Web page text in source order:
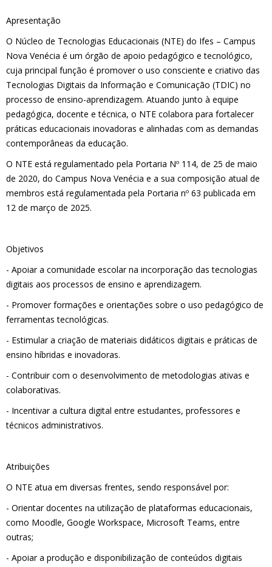
Apresentação
O Núcleo de Tecnologias Educacionais (NTE) do Ifes – Campus
Nova Venécia é um órgão de apoio pedagógico e tecnológico,
cuja principal função é promover o uso consciente e criativo das
Tecnologias Digitais da Informação e Comunicação (TDIC) no
processo de ensino-aprendizagem. Atuando junto à equipe
pedagógica, docente e técnica, o NTE colabora para fortalecer
práticas educacionais inovadoras e alinhadas com as demandas
contemporâneas da educação.
O NTE está regulamentado pela Portaria Nº 114, de 25 de maio
de 2020, do Campus Nova Venécia e a sua composição atual de
membros está regulamentada pela Portaria nº 63 publicada em
12 de março de 2025.
Objetivos
- Apoiar a comunidade escolar na incorporação das tecnologias
digitais aos processos de ensino e aprendizagem.
- Promover formações e orientações sobre o uso pedagógico de
ferramentas tecnológicas.
- Estimular a criação de materiais didáticos digitais e práticas de
ensino híbridas e inovadoras.
- Contribuir com o desenvolvimento de metodologias ativas e
colaborativas.
- Incentivar a cultura digital entre estudantes, professores e
técnicos administrativos.
Atribuições
O NTE atua em diversas frentes, sendo responsável por:
- Orientar docentes na utilização de plataformas educacionais,
como Moodle, Google Workspace, Microsoft Teams, entre
outras;
- Apoiar a produção e disponibilização de conteúdos digitais